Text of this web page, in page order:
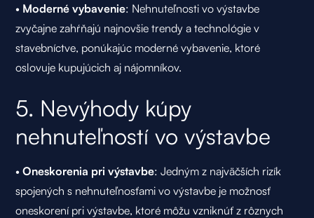
• Moderné vybavenie: Nehnuteľnosti vo výstavbe
zvyčajne zahŕňajú najnovšie trendy a technológie v
stavebníctve, ponúkajúc moderné vybavenie, ktoré
oslovuje kupujúcich aj nájomníkov.
5. Nevýhody kúpy
nehnuteľností vo výstavbe
•Oneskorenia pri výstavbe: Jedným z najväčších rizík
spojených s nehnuteľnosťami vo výstavbe je možnosť
oneskorení pri výstavbe, ktoré môžu vzniknúť z rôznych